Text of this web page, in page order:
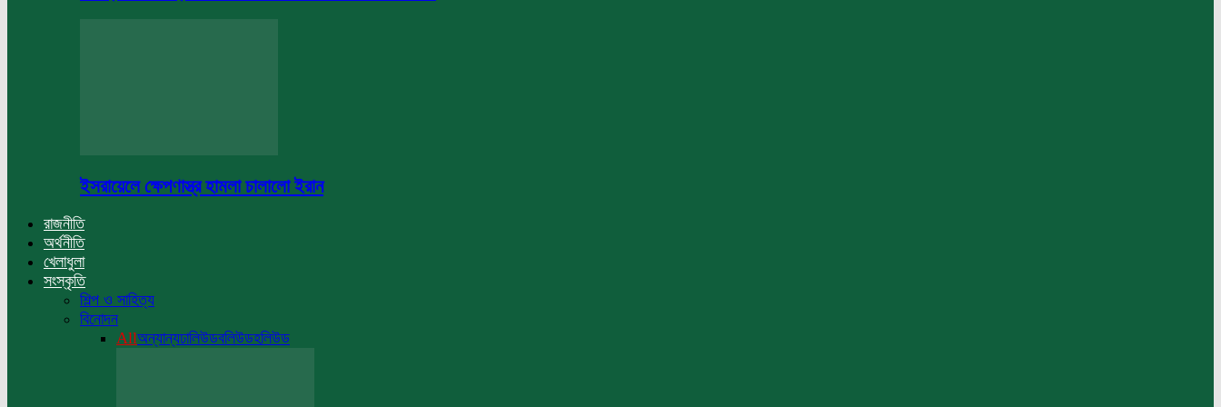
ইসরায়েলে ক্ষেপণাস্ত্র হামলা চালালো ইরান
রাজনীতি
অর্থনীতি
খেলাধুলা
সংস্কৃতি
শিল্প ও সাহিত্য
বিনোদন
Allঅন্যান্যঢালিউডবলিউডহলিউড